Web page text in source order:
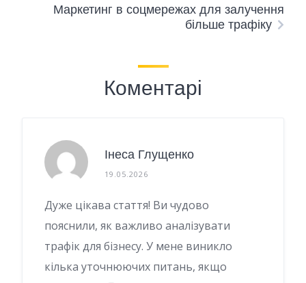
Маркетинг в соцмережах для залучення
більше трафіку
Коментарі
Інеса Глущенко
19.05.2026
Дуже цікава стаття! Ви чудово
пояснили, як важливо аналізувати
трафік для бізнесу. У мене виникло
кілька уточнюючих питань, якщо